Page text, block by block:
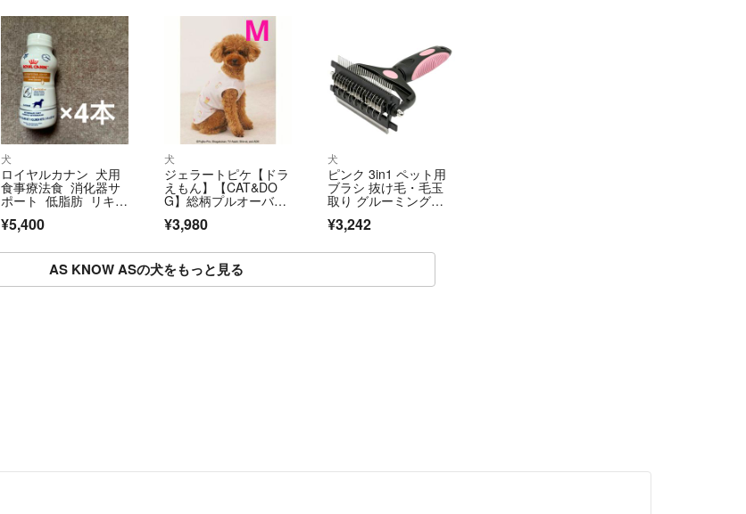
心配な方は差額かかりますが発送方法変更しますのでご連絡お願いし
ます
気持ちの良いお取引を致します。
ご協力お願い致します^ - ^
犬
ロイヤルカナン 犬用
食事療法食 消化器サ
ポート 低脂肪 リキッ
ド ４本
¥5,400
犬
ジェラートピケ【ドラ
えもん】【CAT&DO
G】総柄プルオーバー
（M）ピンク
¥3,980
犬
ピンク 3in1 ペット用
ブラシ 抜け毛・毛玉
取り グルーミングコ
ーム
¥3,242
AS KNOW ASの犬をもっと見る